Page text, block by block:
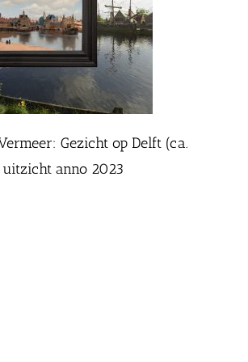
Gezicht op Delft (ca.
anno 2023